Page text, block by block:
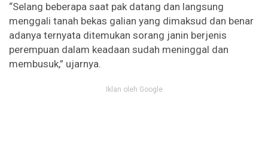
“Selang beberapa saat pak datang dan langsung
menggali tanah bekas galian yang dimaksud dan benar
adanya ternyata ditemukan sorang janin berjenis
perempuan dalam keadaan sudah meninggal dan
membusuk,” ujarnya.
Iklan oleh Google